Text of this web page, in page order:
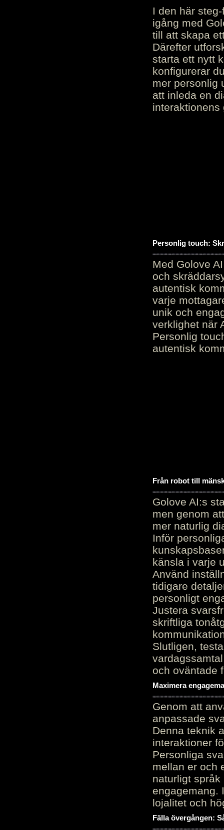
I den här
igång med
till att skapa
Därefter
starta ett nytt
konfigurerar
mer personlig
att inleda en
interaktionens
Personlig touch:
Med Golove
och
autentisk
varje
unik och
verklighet när
Personlig
autentisk
Från robot till
Golove AI:s
men genom
mer naturlig
Inför
känsla i varje
Använd
tidigare
personligt
Justera
skriftliga
Slutligen,
och oväntade
Maximera
Genom att
anpassade
Denna teknik
interaktioner
Personliga
mellan er och
naturligt
engagemang.
lojalitet och
Fälla övergången: